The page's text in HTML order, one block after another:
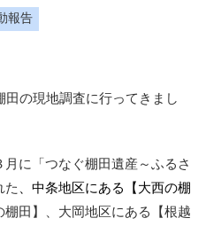
報告
田の現地調査に行ってきまし
に「つなぐ棚田遺産～ふるさ
た
、中条地区にある【大西の棚
棚田】、大岡地区にある【根越